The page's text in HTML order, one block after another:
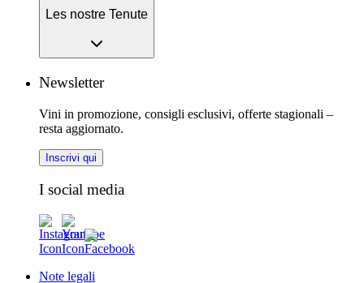
Les nostre Tenute
Newsletter
Vini in promozione, consigli esclusivi, offerte stagionali –
resta aggiornato.
Inscrivi qui
I social media
Note legali